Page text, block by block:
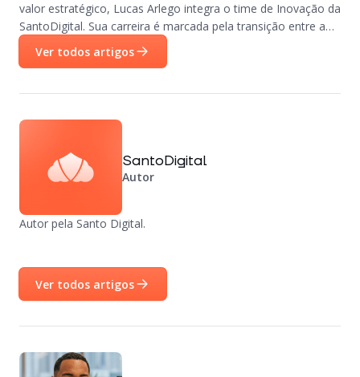
valor estratégico, Lucas Arlego integra o time de Inovação da
SantoDigital. Sua carreira é marcada pela transição entre a
arquitetura de software e a engenharia de machine learning,
permitindo uma visão completa sobre como construir
Cloud e um entusiasta de tendências emergentes como
Ver todos artigos
SantoDigital
Autor
Autor pela Santo Digital.
Ver todos artigos